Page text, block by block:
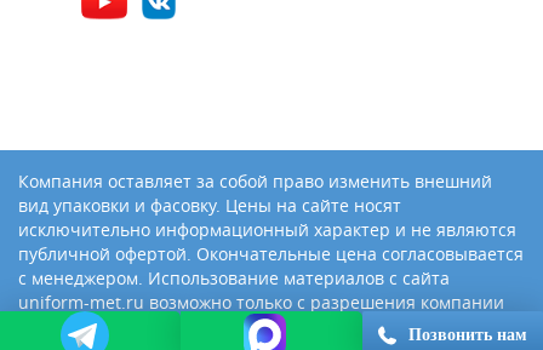
Компания оставляет за собой право изменить внешний
вид упаковки и фасовку. Цены на сайте носят
исключительно информационный характер и не являются
публичной офертой. Окончательные цена согласовывается
с менеджером. Использование материалов с сайта
uniform-met.ru возможно только с разрешения компании
«Юниформ-Металл»
Позвонить нам